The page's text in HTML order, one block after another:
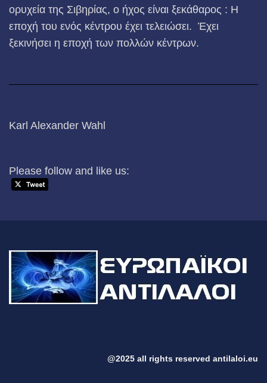
ορυχεία της Σιβηρίας, ο ήχος είναι ξεκάθαρος : Η
εποχή του ενός κέντρου έχει τελειώσει. Έχει
ξεκινήσει η εποχή των πολλών κέντρων.
Karl Alexander Wahl
Please follow and like us:
@2025 all rights reserved antilaloi.eu